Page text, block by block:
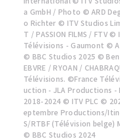
a GmbH / Photo © ARD
o Richter © ITV Studios
T / PASSION FILMS / FTV
Télévisions - Gaumont ©
© BBC Studios 2025 ©
EBVRE / RYOAN /
Télévisions. ©France
uction - JLA Productions -
2018-2024 © ITV PLC ©
eptembre Productions/
S/RTBF (Télévision belge)
© BBC Studios 2024